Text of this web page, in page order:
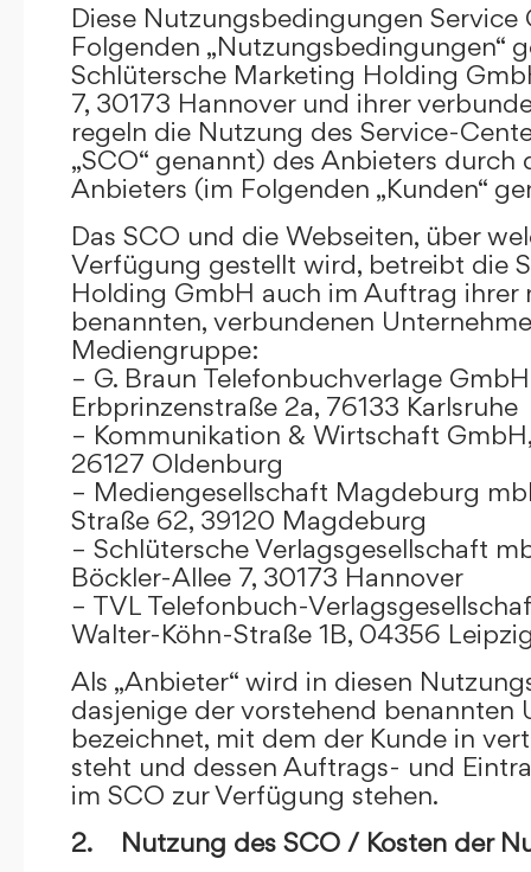
Diese Nutzungsbedingungen Service
Folgenden „Nutzungsbedingungen“
Schlütersche Marketing Holding
7, 30173 Hannover und ihrer
regeln die Nutzung des Service-
„SCO“ genannt) des Anbieters durch
Anbieters (im Folgenden „Kunden“
Das SCO und die Webseiten, über
Verfügung gestellt wird, betreibt die
Holding GmbH auch im Auftrag ihrer
benannten, verbundenen
Mediengruppe:
– G. Braun Telefonbuchverlage GmbH
Erbprinzenstraße 2a, 76133 Karlsruhe
– Kommunikation & Wirtschaft
26127 Oldenburg
– Mediengesellschaft Magdeburg
Straße 62, 39120 Magdeburg
– Schlütersche Verlagsgesellschaft
Böckler-Allee 7, 30173 Hannover
– TVL Telefonbuch-
Walter-Köhn-Straße 1B, 04356
Als „Anbieter“ wird in diesen
dasjenige der vorstehend benannten
bezeichnet, mit dem der Kunde in
steht und dessen Auftrags- und
im SCO zur Verfügung stehen.
2. Nutzung des SCO / Kosten der